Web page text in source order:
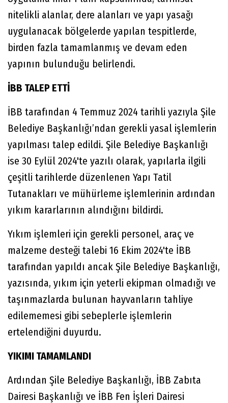
nitelikli alanlar, dere alanları ve yapı yasağı
uygulanacak bölgelerde yapılan tespitlerde,
birden fazla tamamlanmış ve devam eden
yapının bulunduğu belirlendi.
İBB TALEP ETTİ
İBB tarafından 4 Temmuz 2024 tarihli yazıyla Şile
Belediye Başkanlığı’ndan gerekli yasal işlemlerin
yapılması talep edildi. Şile Belediye Başkanlığı
ise 30 Eylül 2024'te yazılı olarak, yapılarla ilgili
çeşitli tarihlerde düzenlenen Yapı Tatil
Tutanakları ve mühürleme işlemlerinin ardından
yıkım kararlarının alındığını bildirdi.
Yıkım işlemleri için gerekli personel, araç ve
malzeme desteği talebi 16 Ekim 2024'te İBB
tarafından yapıldı ancak Şile Belediye Başkanlığı,
yazısında, yıkım için yeterli ekipman olmadığı ve
taşınmazlarda bulunan hayvanların tahliye
edilememesi gibi sebeplerle işlemlerin
ertelendiğini duyurdu.
YIKIMI TAMAMLANDI
Ardından Şile Belediye Başkanlığı, İBB Zabıta
Dairesi Başkanlığı ve İBB Fen İşleri Dairesi